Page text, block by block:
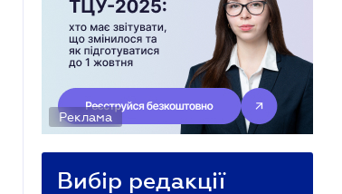
Реклама
Вибір редакції